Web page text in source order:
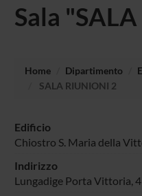
Sala
Home Dipartimento
SALA RIUNIONI 2
Edificio
Chiostro S. Maria della
Indirizzo
Lungadige Porta Vittoria,